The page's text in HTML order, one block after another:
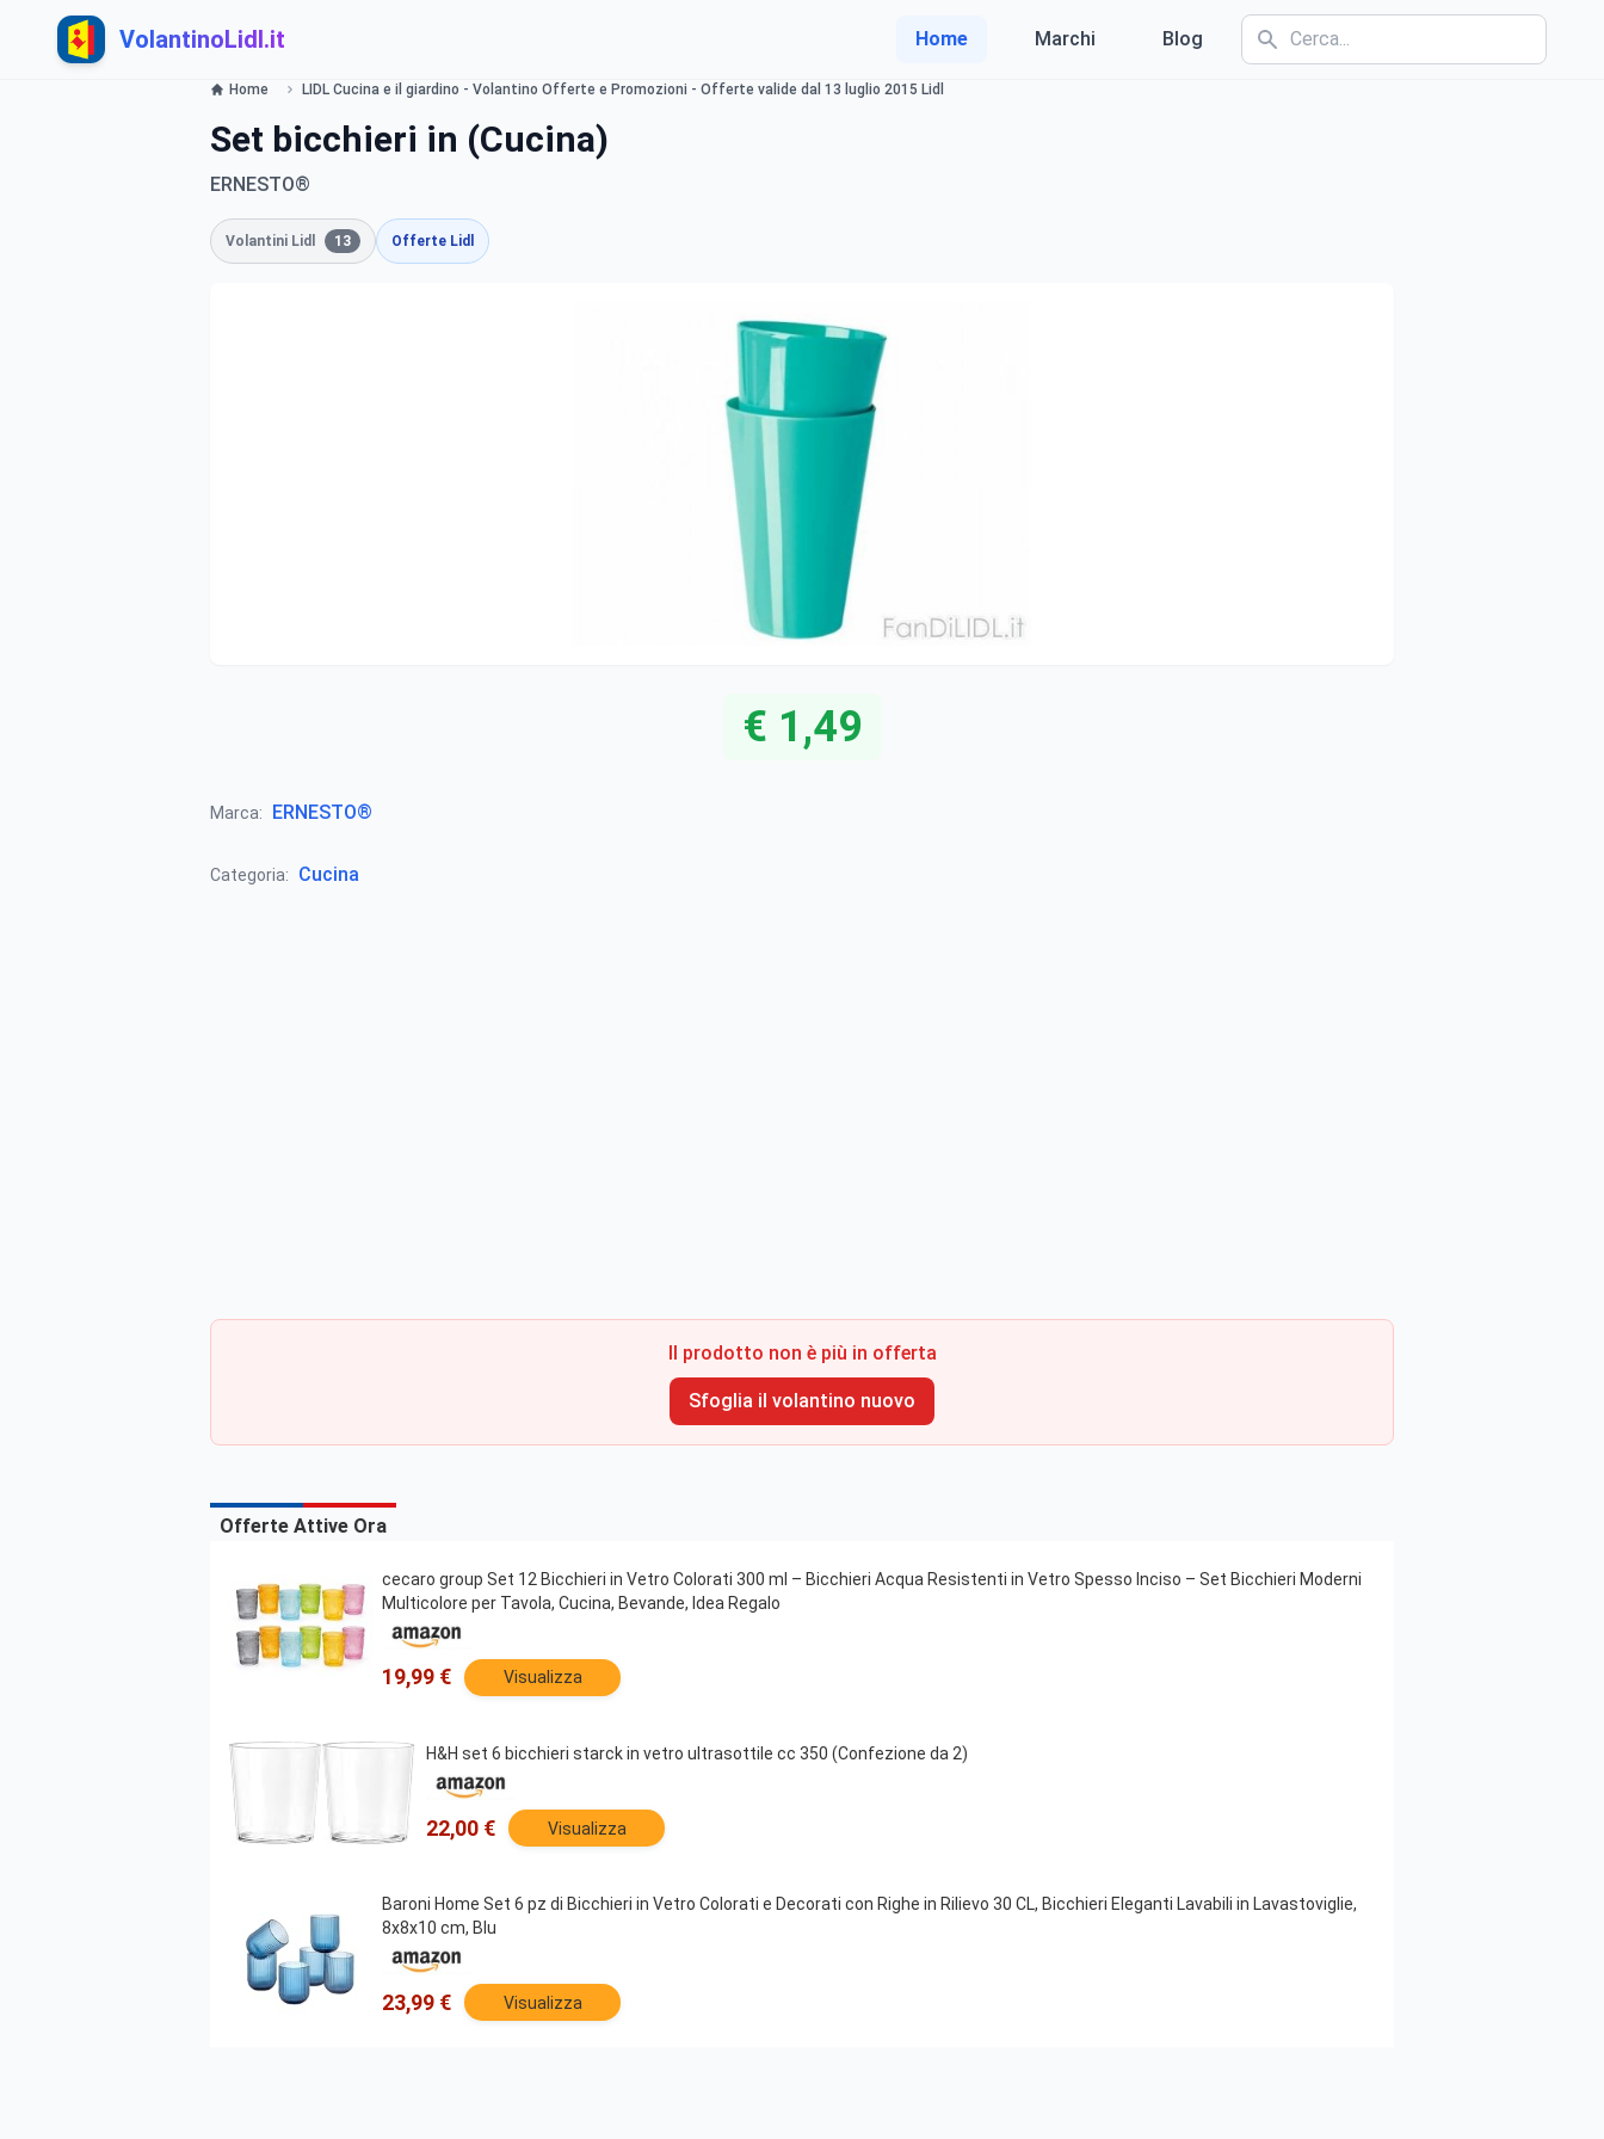
VolantinoLidl.it Home Marchi Blog
Home LIDL Cucina e il giardino - Volantino Offerte e Promozioni - Offerte valide dal 13 luglio 2015 Lidl
Set bicchieri in (Cucina)
ERNESTO®
Volantini Lidl 13 Offerte Lidl
€ 1,49
Marca: ERNESTO®
Categoria: Cucina
Il prodotto non è più in offerta
Sfoglia il volantino nuovo
Offerte Attive Ora
cecaro group Set 12 Bicchieri in Vetro Colorati 300 ml – Bicchieri Acqua Resistenti in Vetro Spesso Inciso – Set Bicchieri Moderni
Multicolore per Tavola, Cucina, Bevande, Idea Regalo
19,99 € Visualizza
H&H set 6 bicchieri starck in vetro ultrasottile cc 350 (Confezione da 2)
22,00 € Visualizza
Baroni Home Set 6 pz di Bicchieri in Vetro Colorati e Decorati con Righe in Rilievo 30 CL, Bicchieri Eleganti Lavabili in Lavastoviglie,
8x8x10 cm, Blu
23,99 € Visualizza